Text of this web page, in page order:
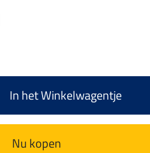
In het Winkelwagentje
Nu kopen